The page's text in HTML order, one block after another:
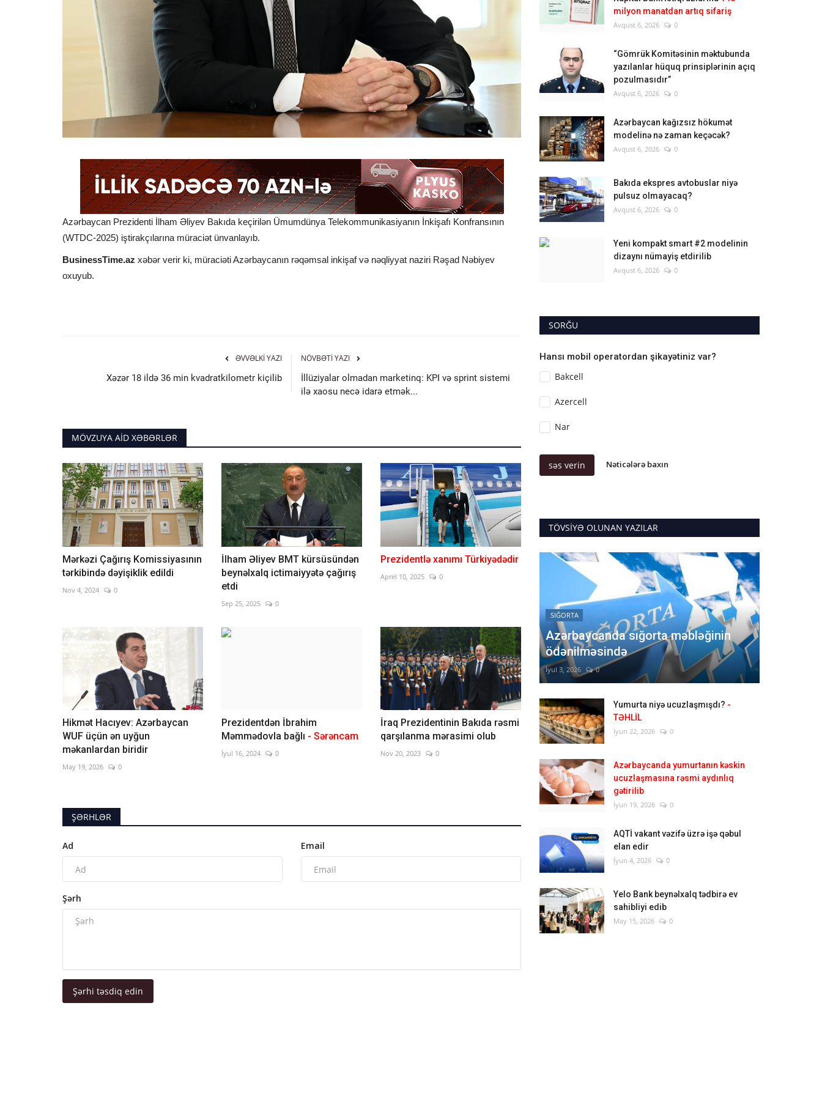
Azərbaycan Prezidenti İlham Əliyev Bakıda keçirilən Ümumdünya Telekommunikasiyanın İnkişafı Konfransının
(WTDC-2025) iştirakçılarına müraciət ünvanlayıb.
BusinessTime.az xəbər verir ki, müraciəti Azərbaycanın rəqəmsal inkişaf və nəqliyyat naziri Rəşad Nəbiyev
oxuyub.
ƏVVƏLKI YAZI
Xəzər 18 ildə 36 min kvadratkilometr kiçilib
NÖVBƏTI YAZI
İllüziyalar olmadan marketinq: KPI və sprint sistemi
ilə xaosu necə idarə etmək...
MÖVZUYA AID XƏBƏRLƏR
Mərkəzi Çağırış Komissiyasının
tərkibində dəyişiklik edildi
Nov 4, 2024 0
İlham Əliyev BMT kürsüsündən
beynəlxalq ictimaiyyətə çağırış
etdi
Sep 25, 2025 0
Prezidentlə xanımı Türkiyədədir
Aprel 10, 2025 0
Hikmət Hacıyev: Azərbaycan
WUF üçün ən uyğun
məkanlardan biridir
May 19, 2026 0
Prezidentdən İbrahim
Məmmədovla bağlı - Sərəncam
İyul 16, 2024 0
İraq Prezidentinin Bakıda rəsmi
qarşılanma mərasimi olub
Nov 20, 2023 0
ŞƏRHLƏR
Ad Email
Şərh
Şərhi təsdiq edin
milyon manatdan artıq sifariş
Avqust 6, 2026 0
“Gömrük Komitəsinin məktubunda
yazılanlar hüquq prinsiplərinin açıq
pozulmasıdır”
Avqust 6, 2026 0
Azərbaycan kağızsız hökumət
modelinə nə zaman keçəcək?
Avqust 6, 2026 0
Bakıda ekspres avtobuslar niyə
pulsuz olmayacaq?
Avqust 6, 2026 0
Yeni kompakt smart #2 modelinin
dizaynı nümayiş etdirilib
Avqust 6, 2026 0
SORĞU
Hansı mobil operatordan şikayətiniz var?
Bakcell
Azercell
Nar
səs verin Nəticələrə baxın
TÖVSIYƏ OLUNAN YAZILAR
SIĞORTA
Azərbaycanda sığorta məbləğinin
ödənilməsində
İyul 3, 2026 0
Yumurta niyə ucuzlaşmışdı? -
TƏHLİL
İyun 22, 2026 0
Azərbaycanda yumurtanın kəskin
ucuzlaşmasına rəsmi aydınlıq
gətirilib
İyun 19, 2026 0
AQTİ vakant vəzifə üzrə işə qəbul
elan edir
İyun 4, 2026 0
Yelo Bank beynəlxalq tədbirə ev
sahibliyi edib
May 15, 2026 0